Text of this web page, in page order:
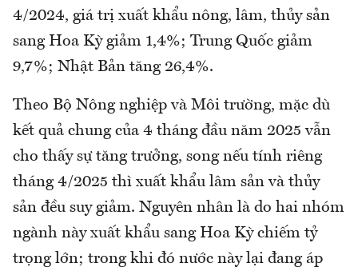
4/2024, giá trị xuất khẩu nông, lâm, thủy sản
sang Hoa Kỳ giảm 1,4%; Trung Quốc giảm
9,7%; Nhật Bản tăng 26,4%.
Theo Bộ Nông nghiệp và Môi trường, mặc dù
kết quả chung của 4 tháng đầu năm 2025 vẫn
cho thấy sự tăng trưởng, song nếu tính riêng
tháng 4/2025 thì xuất khẩu lâm sản và thủy
sản đều suy giảm. Nguyên nhân là do hai nhóm
ngành này xuất khẩu sang Hoa Kỳ chiếm tỷ
trọng lớn; trong khi đó nước này lại đang áp